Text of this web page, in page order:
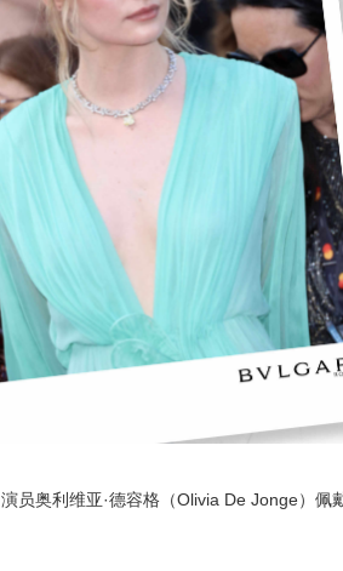
演员奥利维亚·德容格（Olivia De Jonge）